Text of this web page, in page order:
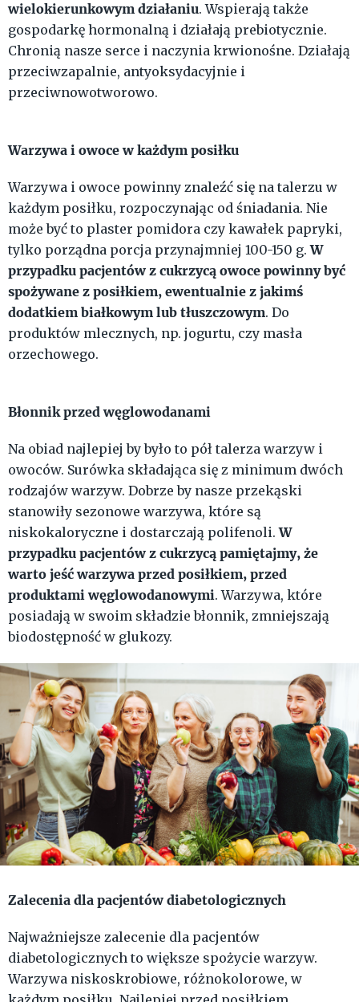
wielokierunkowym działaniu. Wspierają także
gospodarkę hormonalną i działają prebiotycznie.
Chronią nasze serce i naczynia krwionośne. Działają
przeciwzapalnie, antyoksydacyjnie i
przeciwnowotworowo.
Warzywa i owoce w każdym posiłku
Warzywa i owoce powinny znaleźć się na talerzu w
każdym posiłku, rozpoczynając od śniadania. Nie
może być to plaster pomidora czy kawałek papryki,
tylko porządna porcja przynajmniej 100-150 g.W
przypadku pacjentów z cukrzycą owoce powinny być
spożywane z posiłkiem, ewentualnie z jakimś
dodatkiem białkowym lub tłuszczowym. Do
produktów mlecznych, np. jogurtu, czy masła
orzechowego.
Błonnik przed węglowodanami
Na obiad najlepiej by było to pół talerza warzyw i
owoców. Surówka składająca się z minimum dwóch
rodzajów warzyw. Dobrze by nasze przekąski
stanowiły sezonowe warzywa, które są
niskokaloryczne i dostarczają polifenoli.W
przypadku pacjentów z cukrzycą pamiętajmy, że
warto jeść warzywa przed posiłkiem, przed
produktami węglowodanowymi. Warzywa, które
posiadają w swoim składzie błonnik, zmniejszają
biodostępność w glukozy.
Zalecenia dla pacjentów diabetologicznych
Najważniejsze zalecenie dla pacjentów
diabetologicznych to większe spożycie warzyw.
Warzywa niskoskrobiowe, różnokolorowe, w